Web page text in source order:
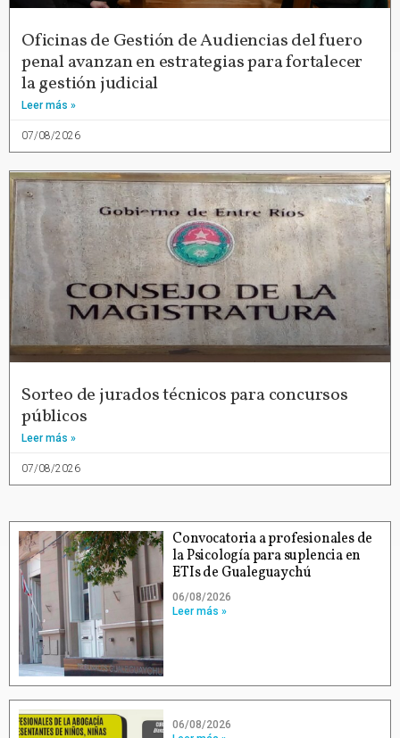
Oficinas de Gestión de Audiencias del fuero
penal avanzan en estrategias para fortalecer
la gestión judicial
Leer más »
07/08/2026
Sorteo de jurados técnicos para concursos
públicos
Leer más »
07/08/2026
Convocatoria a profesionales de
la Psicología para suplencia en
ETIs de Gualeguaychú
06/08/2026
Leer más »
06/08/2026